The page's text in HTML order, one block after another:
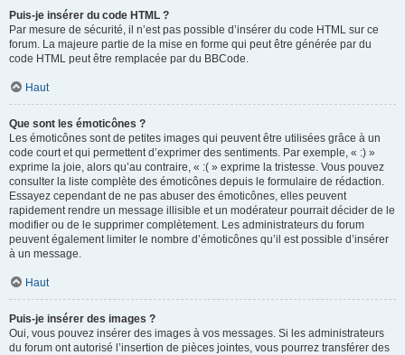
Puis-je insérer du code HTML ?
Par mesure de sécurité, il n’est pas possible d’insérer du code HTML sur ce
forum. La majeure partie de la mise en forme qui peut être générée par du
code HTML peut être remplacée par du BBCode.
Haut
Que sont les émoticônes ?
Les émoticônes sont de petites images qui peuvent être utilisées grâce à un
code court et qui permettent d’exprimer des sentiments. Par exemple, « :) »
exprime la joie, alors qu’au contraire, « :( » exprime la tristesse. Vous pouvez
consulter la liste complète des émoticônes depuis le formulaire de rédaction.
Essayez cependant de ne pas abuser des émoticônes, elles peuvent
rapidement rendre un message illisible et un modérateur pourrait décider de le
modifier ou de le supprimer complètement. Les administrateurs du forum
peuvent également limiter le nombre d’émoticônes qu’il est possible d’insérer
à un message.
Haut
Puis-je insérer des images ?
Oui, vous pouvez insérer des images à vos messages. Si les administrateurs
du forum ont autorisé l’insertion de pièces jointes, vous pourrez transférer des